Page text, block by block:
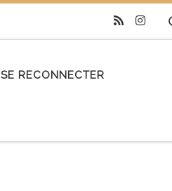
SE RECONNECTER